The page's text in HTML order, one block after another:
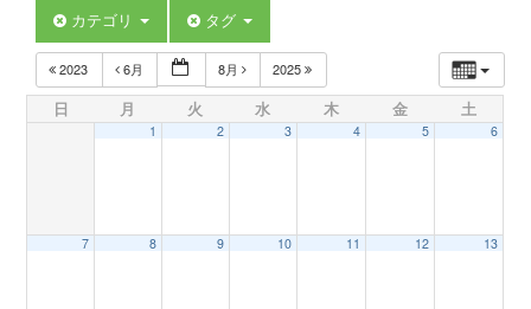
t
i
カテゴリ タグ
2023 6月 8月 2025
日 月 火 水 木 金 土
1 2 3 4 5 6
7 8 9 10 11 12 13